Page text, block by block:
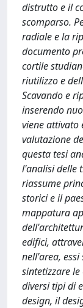
distrutto e il
scomparso.
radiale e la
documento
cortile
riutilizzo e
Scavando e
inserendo
viene attivato
valutazione
questa tesi
l'analisi delle
riassume
storici e il
mappatura
edifici,
nell'area,
sintetizzare
diversi tipi di
design, il